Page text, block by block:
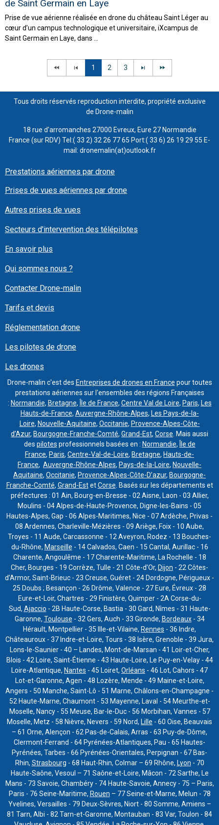
de Saint Germain en Laye
Prise de vue aérienne réalisée en drone du château Saint Léger au
cœur d’un campus technologique et universitaire, iXcampus de
Saint Germain en Laye, dans ...
1 2 3
Tous droits réservés reproduction interdite, propriété exclusive
de Drone-malin
18 rue d'arromanches 27000 Evreux, Eure 27 Normandie
France (sur RDV) Tel:( 33 2) 32 26 77 65 Port:( 33 6) 26 19 29 55 E-
mail: dronemalin(at)outlook.fr
Prestations aériennes par drone
Prises de vues aériennes par drone
Autres prises de vues
Secteurs d'intervention des télépilotes
En savoir plus
Qui sommes nous ?
Contacter Drone-malin
Tarifs et devis
Réglementation drone
Les pilotes de drone
Les drones
Drone-malin c'est des Entreprises de drones en France pour toutes
prestations aériennes sur l'ensembles des régions Françaises
: Normandie, Bretagne, Île de France, Centre Val de Loire, Paris, Les
Hauts-de-France, Auvergne-Rhône-Alpes, Les Pays-de-la-
Loire, Nouvelle-Aquitaine, Occitanie, Provence-Alpes-Côte-
d’Azur, Bourgogne-Franche-Comté, Grand-Est, Corse . Mais aussi
des pilotes professionnels basées en : Normandie,
Île de
France, Paris, Centre-Val-de-Loire, Bretagne, Hauts-de-
France, Auvergne-Rhône-Alpes, Pays-de-la-Loire, Nouvelle-
Aquitaine, Occitanie, Provence-Alpes-Côte-D’azur, Bourgogne-
Franche-Comté, Grand-EstetCorse . Basés sur les départements et
préfectures : 01 Ain, Bourg-en-Bresse - 02 Aisne, Laon - 03 Allier,
Moulins - 04 Alpes-de-Haute-Provence, Digne-les-Bains - 05
Hautes-Alpes, Gap - 06 Alpes-Maritimes, Nice - 07 Ardèche, Privas -
08 Ardennes, Charleville-Mézières - 09 Ariège, Foix - 10 Aube,
Troyes - 11 Aude, Carcassonne - 12 Aveyron, Rodez - 13 Bouches-
du-Rhône, Marseille - 14 Calvados, Caen - 15 Cantal, Aurillac - 16
Charente, Angoulême - 17 Charente-Maritime, La Rochelle - 18
Cher, Bourges - 19 Corrèze, Tulle - 21 Côte-d’Or, Dijon - 22 Côtes-
d’Armor, Saint-Brieuc - 23 Creuse, Guéret - 24 Dordogne, Périgueux -
25 Doubs ; Besançon - 26 Drôme, Valence - 27 Eure, Évreux - 28
Eure-et-Loir, Chartres - 29 Finistère, Quimper - 2A Corse-du-
Sud, Ajaccio - 2B Haute-Corse, Bastia - 30 Gard, Nîmes - 31 Haute-
Garonne, Toulouse - 32 Gers, Auch - 33 Gironde, Bordeaux- 34
Hérault, Montpellier - 35 Ille-et-Vilaine, Rennes - 36 Indre,
Châteauroux - 37 Indre-et-Loire, Tours - 38 Isère, Grenoble - 39 Jura,
Lons-le-Saunier - 40 – Landes, Mont-de-Marsan - 41 Loir-et-Cher,
Blois - 42 Loire, Saint-Étienne - 43 Haute-Loire, Le Puy-en-Velay - 44
Loire-Atlantique, Nantes - 45 Loiret, Orléans - 46 Lot, Cahors - 47
Lot-et-Garonne, Agen - 48 Lozère, Mende - 49 Maine-et-Loire,
Angers - 50 Manche, Saint-Lô - 51 Marne, Châlons-en-Champagne -
52 Haute-Marne, Chaumont - 53 Mayenne, Laval - 54 Meurthe-et-
Moselle, Nancy - 55 Meuse, Bar-le-Duc - 56 Morbihan, Vannes - 57
Moselle, Metz - 58 Nièvre, Nevers - 59 Nord, Lille - 60 Oise, Beauvais
– 61 Orne, Alençon - 62 Pas-de-Calais, Arras - 63 Puy-de-Dôme,
Clermont-Ferrand - 64 Pyrénées-Atlantiques, Pau - 65 Hautes-
Pyrénées, Tarbes - 66 Pyrénées-Orientales, Perpignan - 67 Bas-
Rhin, Strasbourg - 68 Haut-Rhin, Colmar – 69 Rhône, Lyon - 70
Haute-Saône, Vesoul – 71 Saône-et-Loire, Mâcon - 72 Sarthe, Le
Mans - 73 Savoie, Chambéry - 74 Haute-Savoie, Annecy - 75 – Paris,
Paris - 76 Seine-Maritime, Rouen – 77 Seine-et-Marne, Melun - 78
Yvelines, Versailles - 79 Deux-Sèvres, Niort - 80 Somme, Amiens –
81 Tarn, Albi - 82 Tarn-et-Garonne, Montauban - 83 Var, Toulon - 84